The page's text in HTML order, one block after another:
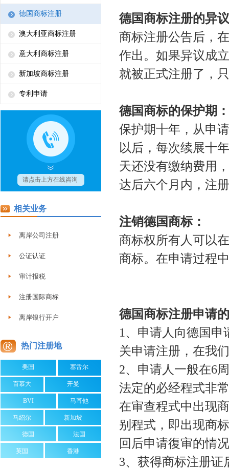
德国商标注册
澳大利亚商标注册
意大利商标注册
新加坡商标注册
专利申请
相关业务
离岸公司注册
公证认证
审计报税
注册国际商标
离岸银行开户
热门注册地
美国 塞舌尔
百慕大 开曼
BVI 马耳他
马绍尔 新加坡
德国 法国
英国 香港
德国商标注册的异
商标注册公告后，
作出。如果异议成
就被正式注册了，
德国商标的保护期：
保护期十年，从申
以后，每次续展十
天还没有缴纳费用
达后六个月内，注
注销德国商标：
商标权所有人可以
商标。在申请过程
德国商标注册申请
1、申请人向德国
关申请注册，在我
2、申请人一般在6
法定的必经程式非
在审查程式中出现
别程式，即出现商
回后申请復审的情
3、获得商标注册